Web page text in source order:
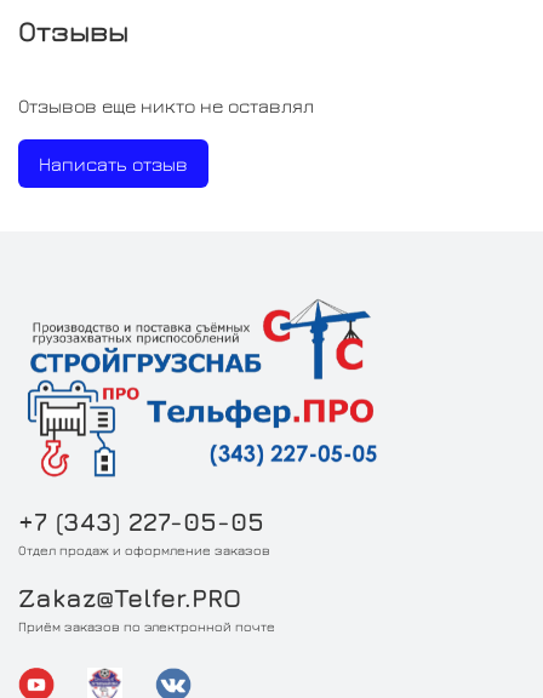
Отзывы
Отзывов еще никто не оставлял
Написать отзыв
+7 (343) 227-05-05
Отдел продаж и оформление заказов
Zakaz@Telfer.PRO
Приём заказов по электронной почте